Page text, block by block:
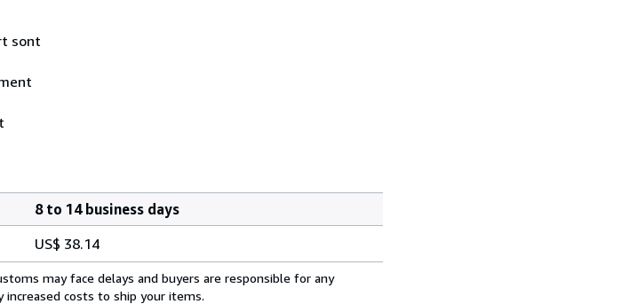
sont
8 to 14 business days
US$ 38.14
may face delays and buyers are responsible for any
increased costs to ship your items.